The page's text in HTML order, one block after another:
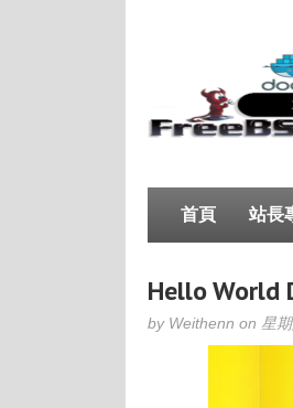
首頁 站長
Hello World
by Weithenn on 星